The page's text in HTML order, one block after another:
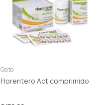
Gato
Florentero Act comprimido
múltiples
variantes.
opciones
pueden
elegir
la